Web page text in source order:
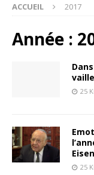
ACCUEIL 2017
Année :
25
25